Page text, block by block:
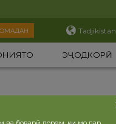
Tadjikistan
ЭҶОДКОРӢ